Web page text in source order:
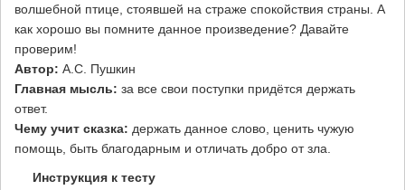
волшебной птице, стоявшей на страже спокойствия страны. А
как хорошо вы помните данное произведение? Давайте
проверим!
Автор: А.С. Пушкин
Главная мысль: за все свои поступки придётся держать
ответ.
Чему учит сказка: держать данное слово, ценить чужую
помощь, быть благодарным и отличать добро от зла.
Инструкция к тесту